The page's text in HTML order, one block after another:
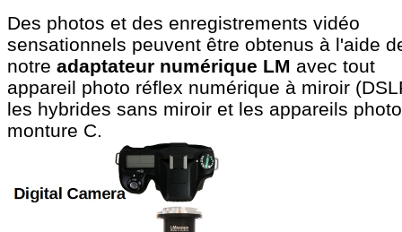
Des photos et des enregistrements vidéo
sensationnels peuvent être obtenus à l'aide
notre adaptateur numérique LM avec tout
appareil photo réflex numérique à miroir
les hybrides sans miroir et les appareils
monture C.